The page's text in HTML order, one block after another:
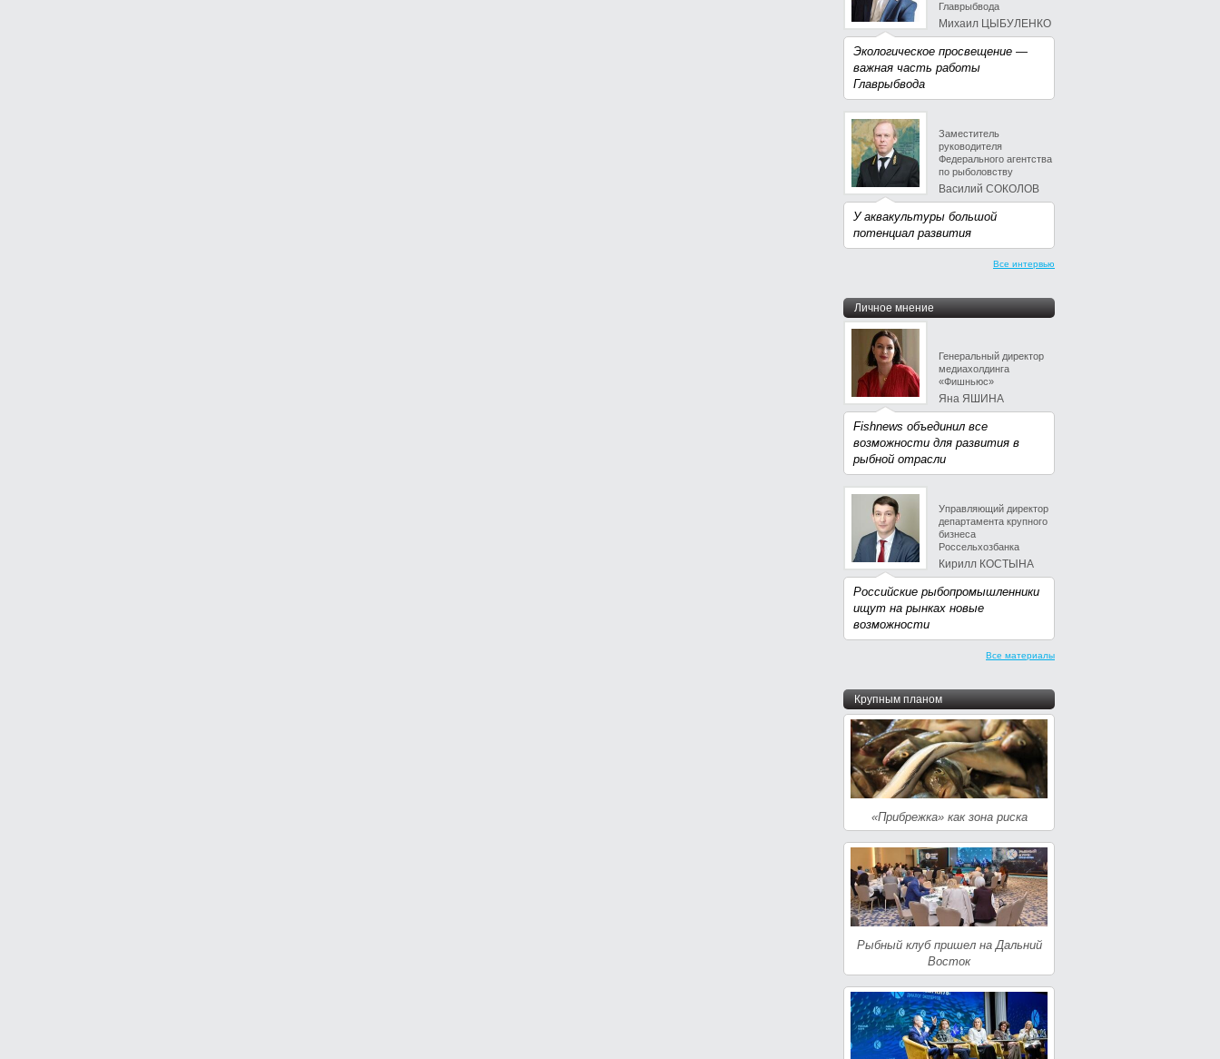
Главрыбвода
Михаил ЦЫБУЛЕНКО
Экологическое просвещение —
важная часть работы
Главрыбвода
Заместитель
руководителя
Федерального агентства
по рыболовству
Василий СОКОЛОВ
У аквакультуры большой
потенциал развития
Все интервью
Личное мнение
Генеральный директор
медиахолдинга
«Фишньюс»
Яна ЯШИНА
Fishnews объединил все
возможности для развития в
рыбной отрасли
Управляющий директор
департамента крупного
бизнеса
Россельхозбанка
Кирилл КОСТЫНА
Российские рыбопромышленники
ищут на рынках новые
возможности
Все материалы
Крупным планом
«Прибрежка» как зона риска
Рыбный клуб пришел на Дальний
Восток